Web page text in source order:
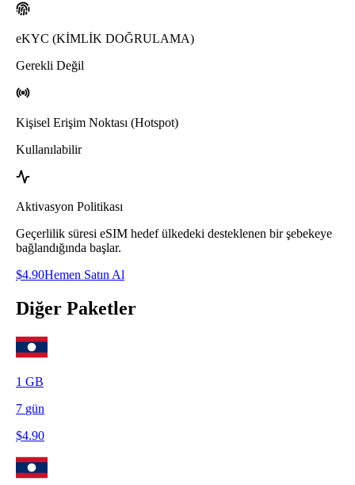
eKYC (KİMLİK DOĞRULAMA)
Gerekli Değil
Kişisel Erişim Noktası (Hotspot)
Kullanılabilir
Aktivasyon Politikası
Geçerlilik süresi eSIM hedef ülkedeki desteklenen bir şebekeye
bağlandığında başlar.
$4.90Hemen Satın Al
Diğer Paketler
1 GB
7 gün
$4.90